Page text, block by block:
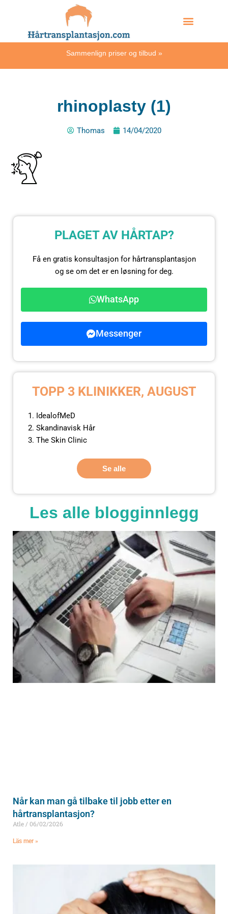
Sammenlign priser og tilbud »
rhinoplasty (1)
Thomas 14/04/2020
PLAGET AV HÅRTAP?
Få en gratis konsultasjon for hårtransplantasjon
og se om det er en løsning for deg.
WhatsApp
Messenger
TOPP 3 KLINIKKER, AUGUST
IdealofMeD
Skandinavisk Hår
The Skin Clinic
Se alle
Les alle blogginnlegg
Når kan man gå tilbake til jobb etter en
hårtransplantasjon?
Atle 06/02/2026
Läs mer »